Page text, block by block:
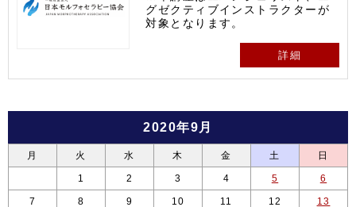
グゼクティブインストラクターが
対象となります。
詳細
2020年9月
月 火 水 木 金 土 日
1 2 3 4 5 6
7 8 9 10 11 12 13